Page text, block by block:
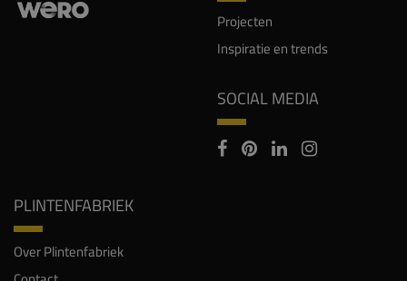
Projecten
Inspiratie en trends
SOCIAL MEDIA
PLINTENFABRIEK
Over Plintenfabriek